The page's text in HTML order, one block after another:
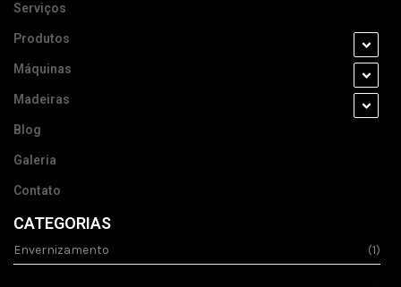
Serviços
Produtos
Máquinas
Madeiras
Blog
Galeria
Contato
CATEGORIAS
Envernizamento (1)